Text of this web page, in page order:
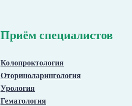
Приём специалистов
Колопроктология
Оториноларингология
Урология
Гематология